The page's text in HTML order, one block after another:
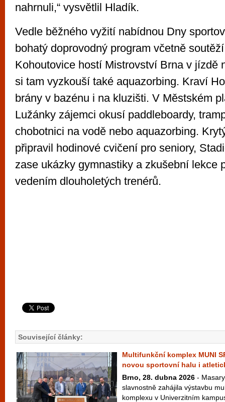
nahrnuli,“ vysvětlil Hladík.
Vedle běžného vyžití nabídnou Dny
bohatý doprovodný program včetně
Kohoutovice hostí Mistrovství Brna v jízdě
si tam vyzkouší také aquazorbing. Kraví
brány v bazénu i na kluzišti. V Městském
Lužánky zájemci okusí paddleboardy,
chobotnici na vodě nebo aquazorbing.
připravil hodinové cvičení pro seniory,
zase ukázky gymnastiky a zkušební lekce
vedením dlouholetých trenérů.
Související články:
Multifunkční komplex MUNI
novou sportovní halu i
Brno, 28. dubna 2026 -
slavnostně zahájila výstavbu
komplexu v Univerzitním